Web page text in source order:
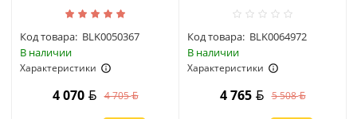
Код товара: BLK0050367
В наличии
Характеристики
4 070 4 705
Код товара: BLK0064972
В наличии
Характеристики
4 765 5 508